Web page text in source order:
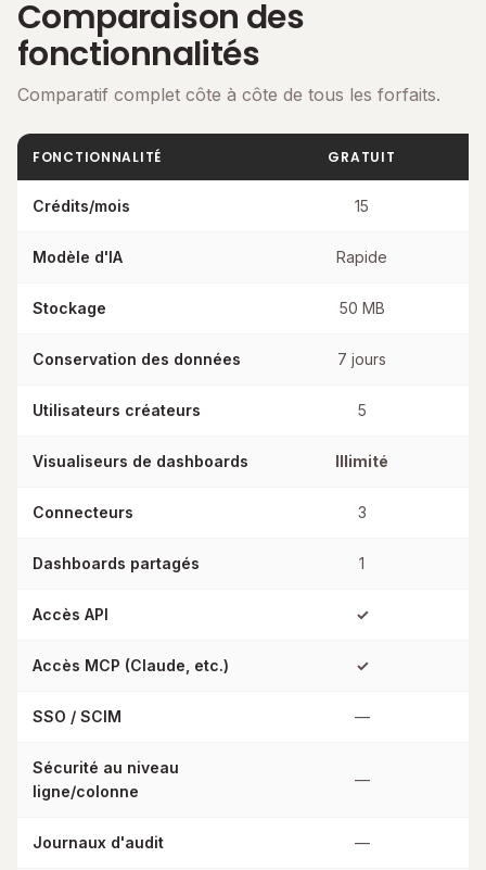
Comparaison des
fonctionnalités
Comparatif complet côte à côte de tous les forfaits.
FONCTIONNALITÉ GRATUIT
Crédits/mois 15
Modèle d'IA Rapide
Stockage 50 MB
Conservation des données 7 jours
Utilisateurs créateurs 5
Visualiseurs de dashboards Illimité
Connecteurs 3
Dashboards partagés 1
Accès API ✓
Accès MCP (Claude, etc.) ✓
SSO / SCIM —
Sécurité au niveau
ligne/colonne
—
Journaux d'audit —